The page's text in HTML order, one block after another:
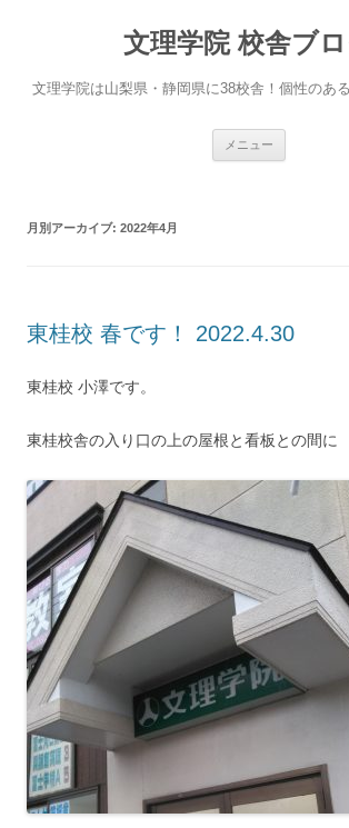
文理学院 校舎ブ
文理学院は山梨県・静岡県に38校舎！個性のあ
メニュー
月別アーカイブ: 2022年4月
東桂校 春です！ 2022.4.30
東桂校 小澤です。
東桂校舎の入り口の上の屋根と看板との間に